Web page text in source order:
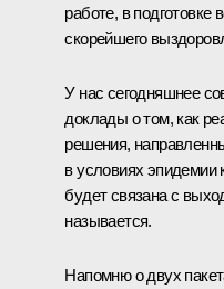
работе, в
скорейшего
У нас сегодняшнее
доклады о том, как
решения,
в условиях эпидемии
будет связана с
называется.
Напомню о двух